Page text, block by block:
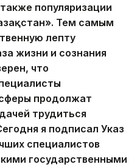
популяризации
Тем самым
лепту
жизни и сознания
что
продолжат
трудиться
я подписал Указ
специалистов
государственными